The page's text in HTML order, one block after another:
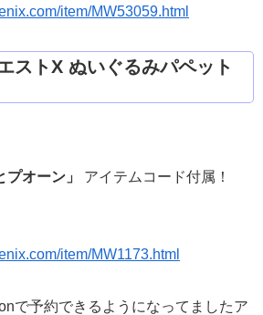
item/MW53059.html
ストX ぬいぐるみパペット
プオーン」 アイテムコード付属！
item/MW1173.html
で予約できるようになってましたア